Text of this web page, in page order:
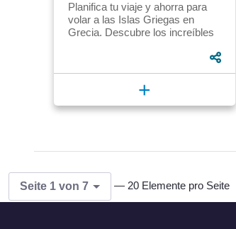
Planifica tu viaje y ahorra para
volar a las Islas Griegas en
Grecia. Descubre los increíbles
+
Seite 1 von 7 — 20 Elemente pro Seite